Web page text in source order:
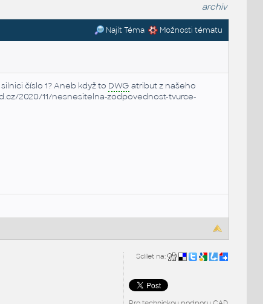
archiv
Najít Téma Možnosti tématu
číslo 1? Aneb když to DWG atribut z našeho
2020/11/nesnesitelna-zodpovednost-tvurce-
Sdílet na: